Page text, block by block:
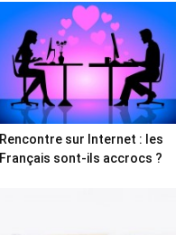
Rencontre sur Internet : les
Français sont-ils accrocs ?